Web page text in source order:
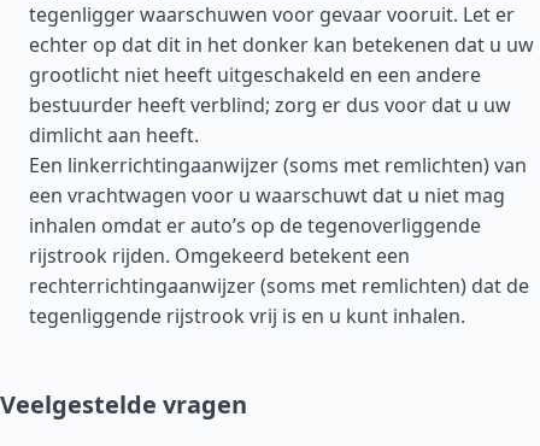
tegenligger waarschuwen voor gevaar vooruit. Let er
echter op dat dit in het donker kan betekenen dat u uw
grootlicht niet heeft uitgeschakeld en een andere
bestuurder heeft verblind; zorg er dus voor dat u uw
dimlicht aan heeft.
Een linkerrichtingaanwijzer (soms met remlichten) van
een vrachtwagen voor u waarschuwt dat u niet mag
inhalen omdat er auto’s op de tegenoverliggende
rijstrook rijden. Omgekeerd betekent een
rechterrichtingaanwijzer (soms met remlichten) dat de
tegenliggende rijstrook vrij is en u kunt inhalen.
Veelgestelde vragen